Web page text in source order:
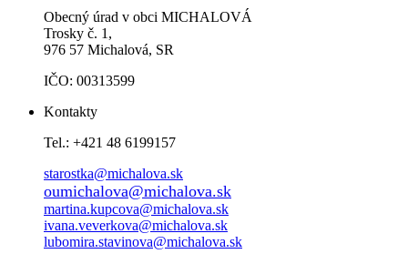
Obecný úrad v obci MICHALOVÁ
Trosky č. 1,
976 57 Michalová, SR
IČO: 00313599
Kontakty
Tel.: +421 48 6199157
starostka@michalova.sk
oumichalova@michalova.sk
martina.kupcova@michalova.sk
ivana.veverkova@michalova.sk
lubomira.stavinova@michalova.sk